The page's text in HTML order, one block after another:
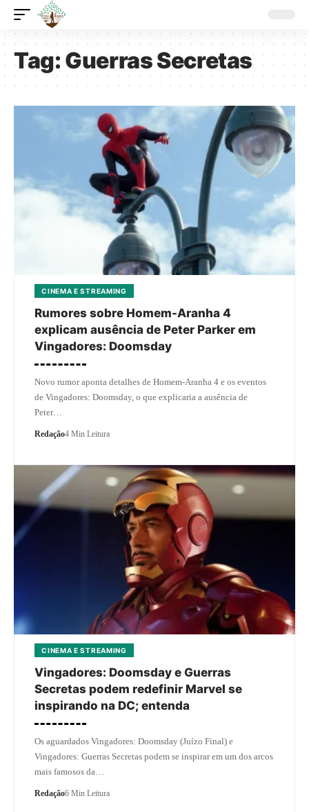
Tag:Guerras Secretas
CINEMA E STREAMING
Rumores sobre Homem-Aranha 4
explicam ausência de Peter Parker em
Vingadores: Doomsday
Novo rumor aponta detalhes de Homem-Aranha 4 e os eventos
de Vingadores: Doomsday, o que explicaria a ausência de
Peter…
Redação4 Min Leitura
CINEMA E STREAMING
Vingadores: Doomsday e Guerras
Secretas podem redefinir Marvel se
inspirando na DC; entenda
Os aguardados Vingadores: Doomsday (Juízo Final) e
Vingadores: Guerras Secretas podem se inspirar em um dos arcos
mais famosos da…
Redação6 Min Leitura